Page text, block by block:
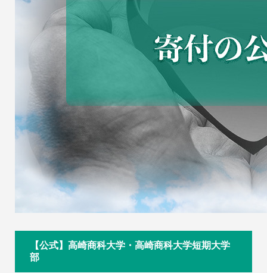
【公式】高崎商科大学・高崎商科大学短期大学
部